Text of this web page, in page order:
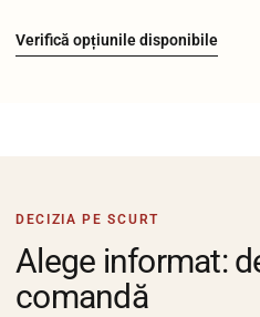
Verifică opțiunile disponibile
DECIZIA PE SCURT
Alege informat:
comandă